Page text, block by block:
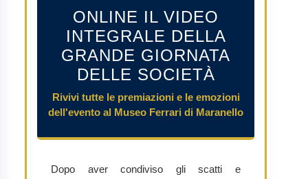
ONLINE IL VIDEO
INTEGRALE DELLA
GRANDE GIORNATA
DELLE SOCIETÀ
Rivivi tutte le premiazioni e le emozioni
dell'evento al Museo Ferrari di Maranello
Dopo aver condiviso gli scatti e